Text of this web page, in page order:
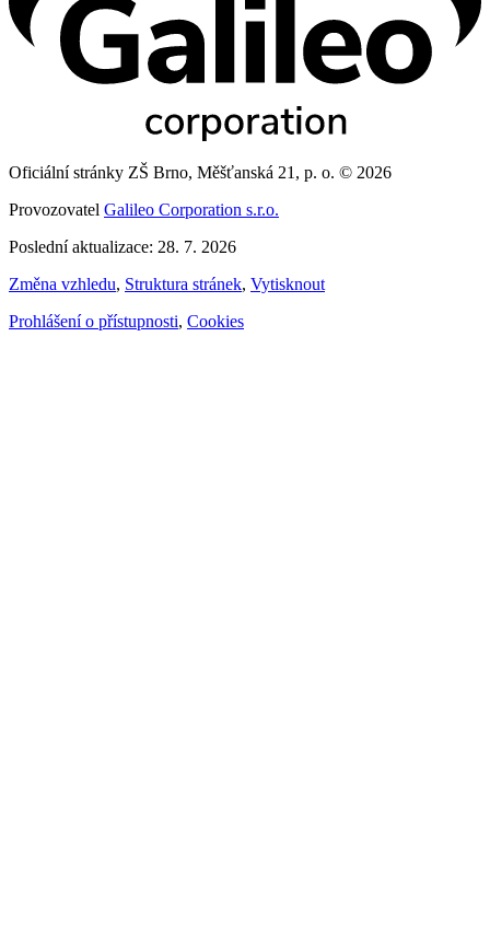
Oficiální stránky ZŠ Brno, Měšťanská 21, p. o. © 2026
Provozovatel Galileo Corporation s.r.o.
Poslední aktualizace: 28. 7. 2026
Změna vzhledu, Struktura stránek, Vytisknout
Prohlášení o přístupnosti, Cookies